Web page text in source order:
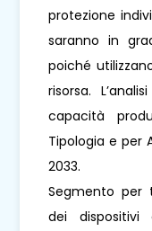
protezione
saranno in
poiché
risorsa.
capacità
Tipologia e per
2033.
Segmento per
dei dispositivi